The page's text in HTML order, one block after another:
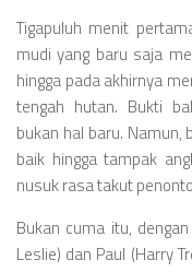
Tigapuluh menit
mudi yang baru saja
hingga pada akhirnya
tengah hutan. Bukti
bukan hal baru. Namun,
baik hingga tampak
nusuk rasa takut
Bukan cuma itu,
Leslie) dan Paul (Harry